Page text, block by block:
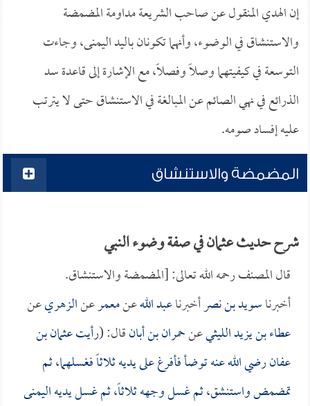
إن الهدي المنقول عن صاحب الشريعة مداومة المضمضة
والاستنشاق في الوضوء، وأنهما تكونان باليد اليمنى، وجاءت
التوسعة في كيفيتهما وصلاً وفصلاً، مع الإشارة إلى قاعدة سد
الذرائع في نهي الصائم عن المبالغة في الاستنشاق حتى لا يترتب
عليه إفساد صومه.
المضمضة والاستنشاق
شرح حديث عثمان في صفة وضوء النبي
قال المصنف رحمه الله تعالى: [المضمضة والاستنشاق.
أخبرناسويد بن نصرأخبرناعبد اللهعنمعمرعنالزهريعن
عطاء بن يزيد الليثيعنحمران بن أبانقال: (رأيتعثمان بن
عفانرضي الله عنه توضأ فأفرغ على يديه ثلاثاً فغسلهما، ثم
تمضمض واستنشق، ثم غسل وجهه ثلاثاً، ثم غسل يديه اليمنى